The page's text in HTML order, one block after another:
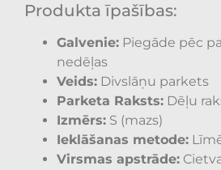
Produkta īpašības:
Galvenie: Piegāde pēc
nedēļas
Veids: Divslāņu parkets
Parketa Raksts: Dēļu
Izmērs: S (mazs)
Ieklāšanas metode:
Virsmas apstrāde: